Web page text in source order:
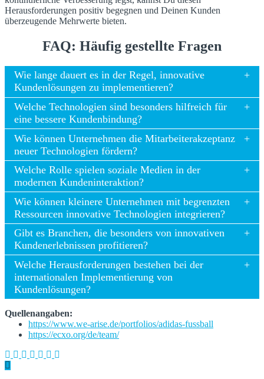
Herausforderungen positiv begegnen und Deinen Kunden
überzeugende Mehrwerte bieten.
FAQ: Häufig gestellte Fragen
Wie lange dauert es in der Regel, innovative
Kundenlösungen zu implementieren?
Welche Technologien sind besonders hilfreich für
eine bessere Kundenbindung?
Wie können Unternehmen die Mitarbeiterakzeptanz
neuer Technologien fördern?
Welche Rolle spielen soziale Medien in der
modernen Kundeninteraktion?
Wie können kleinere Unternehmen mit begrenzten
Ressourcen innovative Technologien integrieren?
Gibt es Branchen, die besonders von innovativen
Kundenerlebnissen profitieren?
Welche Herausforderungen bestehen bei der
internationalen Implementierung von
Kundenlösungen?
Quellenangaben:
https://www.we-arise.de/portfolios/adidas-fussball
https://ecxo.org/de/team/